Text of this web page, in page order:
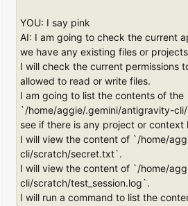
YOU: I say pink
AI: I am going to check the current
we have any existing files or
I will check the current permissions
allowed to read or write files.
I am going to list the contents of the
`/home/aggie/.gemini/antigravity-
see if there is any project or context
I will view the content of `/home/
cli/scratch/secret.txt`.
I will view the content of `/home/
cli/scratch/test_session.log`.
I will run a command to list the